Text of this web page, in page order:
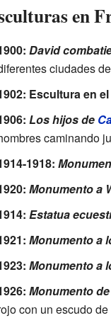
en
David
ciudades
Escultura en
Los hijos de
caminando
1918:
Monumento a
Estatua
Monumento a
Monumento a
Monumento
con un escudo